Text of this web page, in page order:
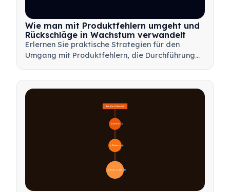
Wie man mit Produktfehlern umgeht und
Rückschläge in Wachstum verwandelt
Erlernen Sie praktische Strategien für den
Umgang mit Produktfehlern, die Durchführung
Lernmöglichkeiten für Ihr Team.
🔍 Definition
🎯 Bedeutung
📋 Prozess und Arten
Beta-Test-Übersicht